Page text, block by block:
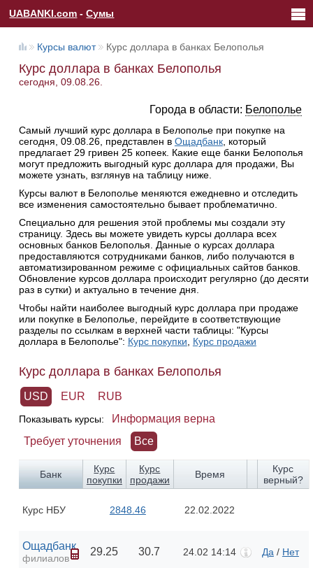
UABANKI.com -Сумы
Курсы валют Курс доллара в банках Белополья
Курс доллара в банках Белополья
сегодня, 09.08.26.
Города в области: Белополье
Самый лучший курс доллара в Белополье при покупке на
сегодня, 09.08.26, представлен в Ощадбанк, который
предлагает 29 гривен 25 копеек. Какие еще банки Белополья
могут предложить выгодный курс доллара для продажи, Вы
можете узнать, взглянув на таблицу ниже.
Курсы валют в Белополье меняются ежедневно и отследить
все изменения самостоятельно бывает проблематично.
Специально для решения этой проблемы мы создали эту
страницу. Здесь вы можете увидеть курсы доллара всех
основных банков Белополья. Данные о курсах доллара
предоставляются сотрудниками банков, либо получаются в
автоматизированном режиме с официальных сайтов банков.
Обновление курсов доллара происходит регулярно (до десяти
раз в сутки) и актуально в течение дня.
Чтобы найти наиболее выгодный курс доллара при продаже
или покупке в Белополье, перейдите в соответствующие
разделы по ссылкам в верхней части таблицы: "Курсы
доллара в Белополье": Курс покупки Курс продажи
Курс доллара в банках Белополья
USD EUR RUB
Показывать курсы:
Информация верна
Требует уточнения
Все
Банк
Курс
покупки
Курс
продажи
Время
Курс
верный?
Курс НБУ 2848.46 22.02.2022
Ощадбанк
филиалов
29.25 30.7 24.02 14:14 Да / Нет